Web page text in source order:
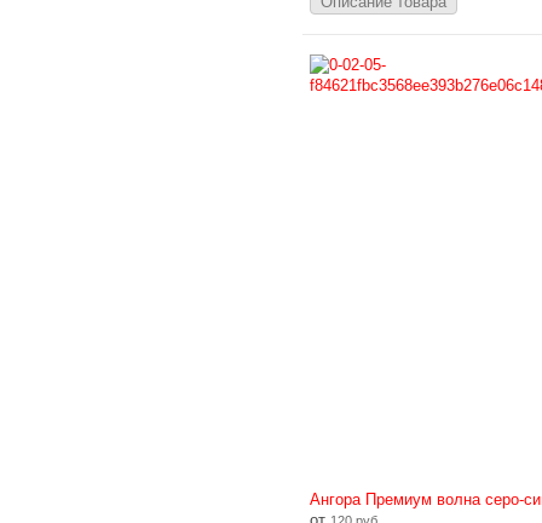
Ангора Премиум волна серо-